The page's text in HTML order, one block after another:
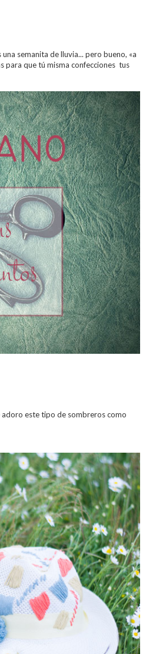
semanita de lluvia... pero bueno, «a
para que tú misma confecciones tus
este tipo de sombreros como